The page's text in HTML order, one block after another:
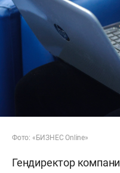
Фото: «БИЗНЕС Online»
Гендиректор